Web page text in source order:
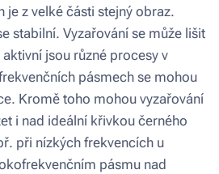
je z velké části stejný obraz.
stabilní. Vyzařování se může lišit
jsou různé procesy v
pásmech se mohou
Kromě toho mohou vyzařování
i nad ideální křivkou černého
při nízkých frekvencích u
pásmu nad